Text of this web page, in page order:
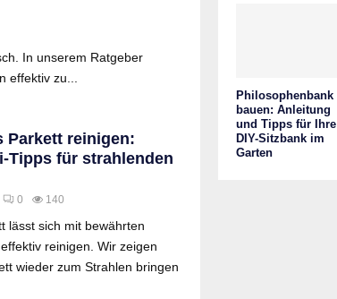
In unserem Ratgeber
zu...
Parkett reinigen:
Tipps für strahlenden
0 140
lässt sich mit bewährten
reinigen. Wir zeigen
wieder zum Strahlen bringen
Philosophenbank
bauen: Anleitung
und Tipps für Ihre
DIY-Sitzbank im
Garten